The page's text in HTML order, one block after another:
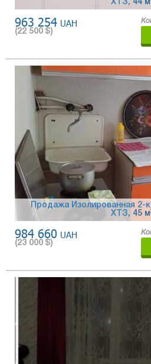
ХТЗ, 44 м
963 254 UAH
(22 500 $)
Продажа Изолированная 2-
ХТЗ, 45 м
984 660 UAH
(23 000 $)